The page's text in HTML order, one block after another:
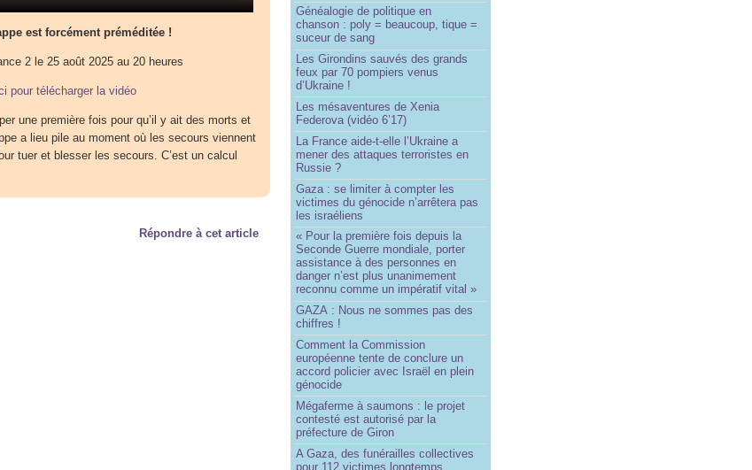
est forcément préméditée !
2 le 25 août 2025 au 20 heures
pour télécharger la vidéo
une première fois pour qu’il y ait des morts et
a lieu pile au moment où les secours viennent
tuer et blesser les secours. C’est un calcul
Répondre à cet article
Généalogie de politique en
chanson : poly = beaucoup, tique =
suceur de sang
Les Girondins sauvés des grands
feux par 70 pompiers venus
d’Ukraine !
Les mésaventures de Xenia
Federova (vidéo 6’17)
La France aide-t-elle l’Ukraine a
mener des attaques terroristes en
Russie ?
Gaza : se limiter à compter les
victimes du génocide n’arrêtera pas
les israéliens
« Pour la première fois depuis la
Seconde Guerre mondiale, porter
assistance à des personnes en
danger n’est plus unanimement
reconnu comme un impératif vital »
GAZA : Nous ne sommes pas des
chiffres !
Comment la Commission
européenne tente de conclure un
accord policier avec Israël en plein
génocide
Mégaferme à saumons : le projet
contesté est autorisé par la
préfecture de Giron
A Gaza, des funérailles collectives
pour 112 victimes longtemps